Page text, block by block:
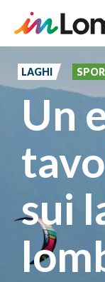
contenuto
LAGHI
Un
sui